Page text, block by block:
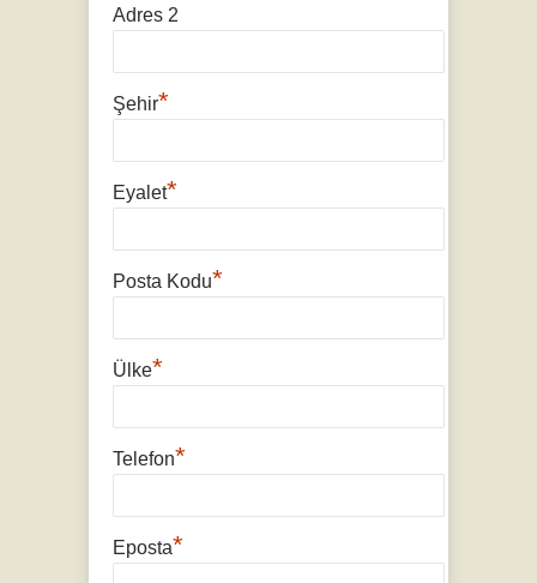
Adres 2
Şehir*
Eyalet*
Posta Kodu*
Ülke*
Telefon*
Eposta*